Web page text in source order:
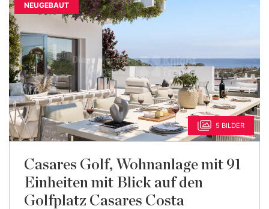
NEUGEBAUT
5 BILDER
Casares Golf, Wohnanlage mit 91
Einheiten mit Blick auf den
Golfplatz Casares Costa